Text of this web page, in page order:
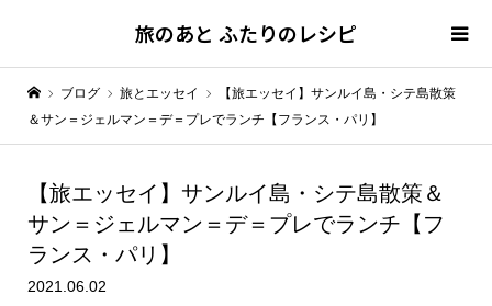
旅のあと ふたりのレシピ
ブログ 旅とエッセイ
【旅エッセイ】サンルイ島・シテ島散策
＆サン＝ジェルマン＝デ＝プレでランチ【フランス・パリ】
【旅エッセイ】サンルイ島・シテ島散策＆
サン＝ジェルマン＝デ＝プレでランチ【フ
ランス・パリ】
2021.06.02